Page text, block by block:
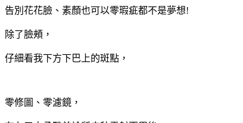
告別花花臉、素顏也可以零瑕疵都不是夢想!
除了臉頰，
仔細看我下方下巴上的斑點，
零修圖、零濾鏡，